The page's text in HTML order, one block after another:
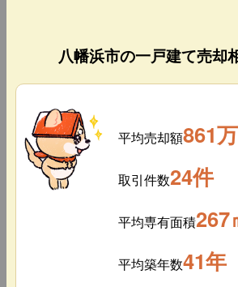
八幡浜市の一戸建て売却
平均売却額861
取引件数24件
平均専有面積267
平均築年数41年